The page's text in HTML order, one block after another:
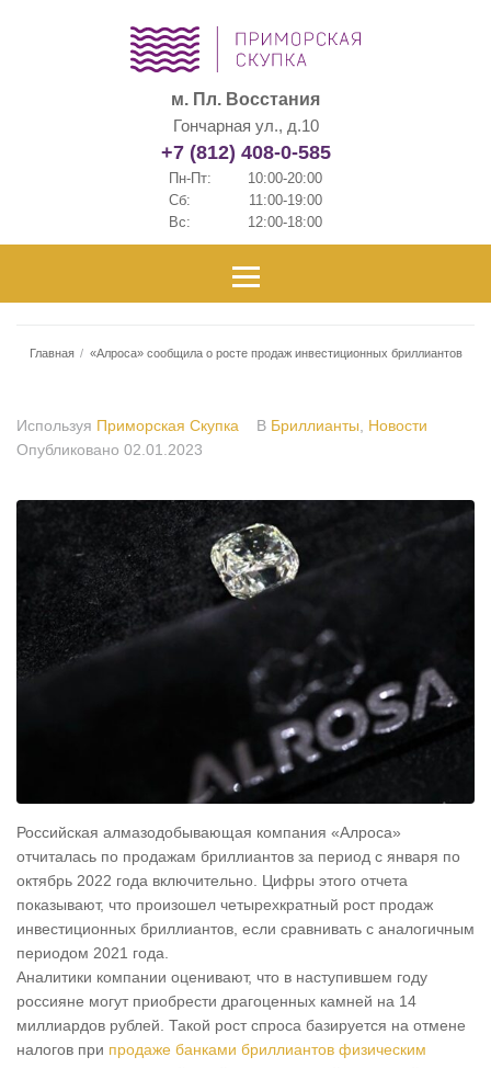
м. Пл. Восстания
Гончарная ул., д.10
+7 (812) 408-0-585
Пн-Пт:
10:00-20:00
Сб:
11:00-19:00
Вс:
12:00-18:00
Главная / «Алроса» сообщила о росте продаж инвестиционных бриллиантов
Используя Приморская Скупка В Бриллианты
Новости
Опубликовано 02.01.2023
Российская алмазодобывающая компания «Алроса»
отчиталась по продажам бриллиантов за период с января по
октябрь 2022 года включительно. Цифры этого отчета
показывают, что произошел четырехкратный рост продаж
инвестиционных бриллиантов, если сравнивать с аналогичным
периодом 2021 года.
Аналитики компании оценивают, что в наступившем году
россияне могут приобрести драгоценных камней на 14
миллиардов рублей. Такой рост спроса базируется на отмене
налогов при продаже банками бриллиантов физическим